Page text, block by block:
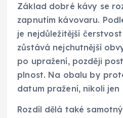
Základ dobré kávy se
zapnutím kávovaru.
je nejdůležitější
zůstává nejchutnější
po upražení, později
plnost. Na obalu by
datum pražení, nikoli
Rozdíl dělá také